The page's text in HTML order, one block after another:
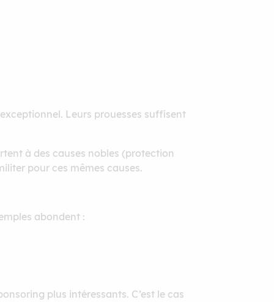
Leurs prouesses suffisent
à des causes nobles (protection
pour ces mêmes causes.
abondent :
plus intéressants. C’est le cas